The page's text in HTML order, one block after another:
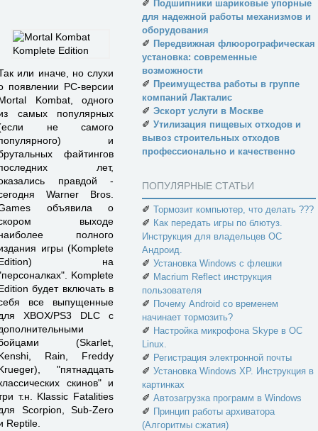
или иначе, но слухи
появлении PC-версии
Kombat, одного
самых популярных
не самого
и
файтингов
лет,
правдой -
Warner Bros.
объявила о
выходе
полного
игры (Komplete
на
Komplete
будет включать в
все выпущенные
XBOX/PS3 DLC с
(Skarlet,
Rain, Freddy
"пятнадцать
скинов" и
т.н. Klassic Fatalities
Scorpion, Sub-Zero
Reptile.
✐ Подшипники шариковые упорные
для надежной работы механизмов и
оборудования
✐ Передвижная флюорографическая
установка: современные
возможности
✐ Преимущества работы в группе
компаний Лакталис
✐ Эскорт услуги в Москве
✐ Утилизация пищевых отходов и
вывоз строительных отходов
профессионально и качественно
ПОПУЛЯРНЫЕ СТАТЬИ
✐ Тормозит компьютер, что делать ???
✐ Как передать игры по блютуз.
Инструкция для владельцев ОС
Андроид.
✐ Установка Windows с флешки
✐ Macrium Reflect инструкция
пользователя
✐ Почему Android со временем
начинает тормозить?
✐ Настройка микрофона Skype в ОС
Linux.
✐ Регистрация электронной почты
✐ Установка Windows XP. Инструкция в
картинках
✐ Автозагрузка программ в Windows
✐ Принцип работы архиватора
(Алгоритмы сжатия)